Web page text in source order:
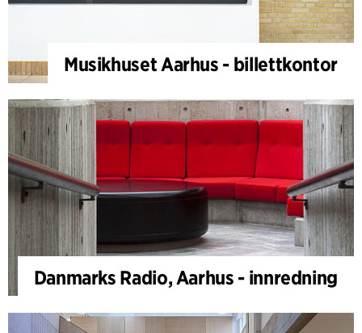
Musikhuset Aarhus - billettkontor
Danmarks Radio, Aarhus - innredning